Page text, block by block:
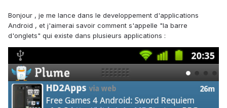
Bonjour , je me lance dans le developpement d'applications
Android , et j'aimerai savoir comment s'appelle "la barre
d'onglets" qui existe dans plusieurs applications :